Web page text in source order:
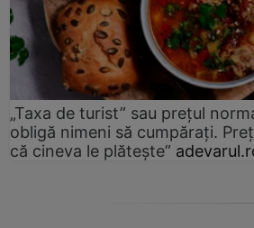
„Taxa de turist” sau prețul
obligă nimeni să cumpărați.
că cineva le plătește”